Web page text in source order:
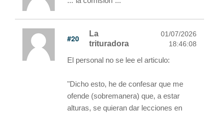
#20
La
trituradora
01/07/2026
18:46:08
El personal no se lee el articulo:
"Dicho esto, he de confesar que me
ofende (sobremanera) que, a estar
alturas, se quieran dar lecciones en